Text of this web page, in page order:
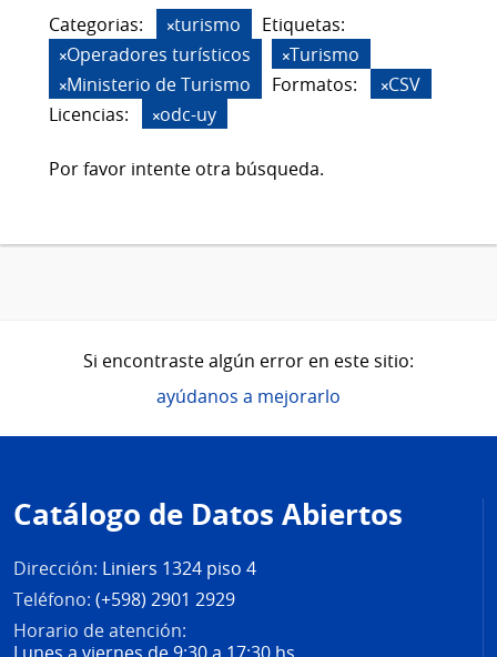
Categorias: turismo
Etiquetas:
Operadores turísticos
Turismo
Ministerio de Turismo
Formatos:
CSV
Licencias:
odc-uy
Por favor intente otra búsqueda.
Si encontraste algún error en este sitio:
ayúdanos a mejorarlo
de
página
Catálogo de Datos Abiertos
Dirección: Liniers 1324 piso 4
Teléfono: (+598) 2901 2929
Horario de atención: